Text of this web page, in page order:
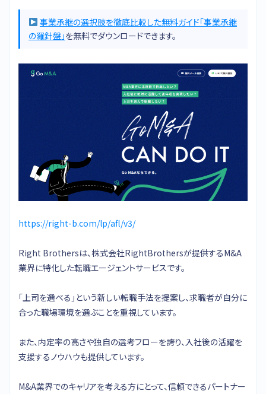
事業承継の選択肢を徹底比較した無料ガイド「事業承継
の羅針盤」を無料でダウンロードできます。
https://right-b.com/lp/afl/v3/
Right Brothersは、株式会社RightBrothersが提供するM&A
業界に特化した転職エージェントサービスです。
「上司を選べる」という新しい転職手法を提案し、求職者が自分に
合った職場環境を選ぶことを重視しています。
また、内定率の高さや独自の選考フローを誇り、入社後の活躍を
支援するノウハウも提供しています。
M&A業界でのキャリアを考える方にとって、信頼できるパートナー